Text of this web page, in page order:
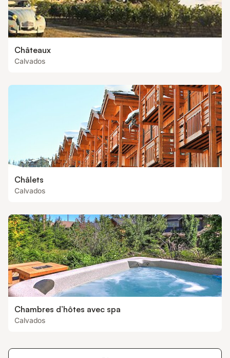
Châteaux
Calvados
Châlets
Calvados
Chambres d’hôtes avec spa
Calvados